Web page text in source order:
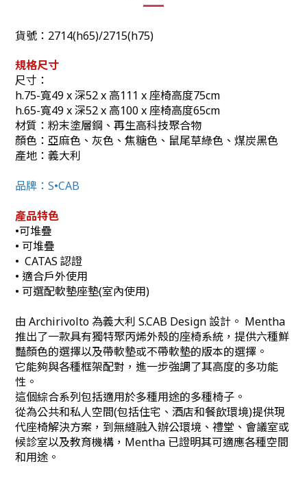
貨號： 2714(h65)/2715(h75)
規格尺寸
尺寸 ：
h.75-寬49 x深52 x 高111 x座椅高度75cm
h.65-寬49 x深52 x 高100 x座椅高度65cm
材質 ： 粉末塗層鋼、再生高科技聚合物
顏色 ： 亞麻色、灰色、焦糖色、鼠尾草綠色 、 煤炭黑色
產地：義大利
品牌：S•CAB
產品特色
•可堆疊
• 可堆疊
• CATAS 認證
• 適合戶外使用
• 可選配軟墊座墊(室內使用)
由 Archirivolto 為義大利 S.CAB Design 設計。 Mentha
推出了一款具有獨特聚丙烯外殼的座椅系統，提供六種鮮
豔顏色的選擇以及帶軟墊或不帶軟墊的版本的選擇。
它能夠與各種框架配對，進一步強調了其高度的多功能
性。
這個綜合系列包括適用於多種用途的多種椅子。
從為公共和私人空間(包括住宅、酒店和餐飲環境)提供現
代座椅解決方案，到無縫融入辦公環境、禮堂、會議室或
候診室以及教育機構，Mentha 已證明其可適應各種空間
和用途。